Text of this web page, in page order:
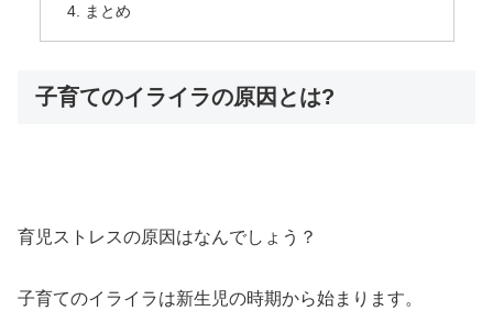
まとめ
子育てのイライラの原因とは?
育児ストレスの原因はなんでしょう？
子育てのイライラは新生児の時期から始まります。